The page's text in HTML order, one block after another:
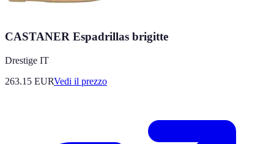
CASTANER Espadrillas brigitte
Drestige IT
263.15 EURVedi il prezzo